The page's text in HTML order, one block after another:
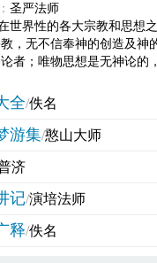
圣严法师
世界性的各大宗教和思想
，无不信奉神的创造及神
者；唯物思想是无神论的
全/佚名
游集/憨山大师
济
记/演培法师
释/佚名